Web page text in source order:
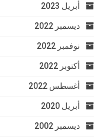
أبريل 2023
ديسمبر 2022
نوفمبر 2022
أكتوبر 2022
أغسطس 2022
أبريل 2020
ديسمبر 2002